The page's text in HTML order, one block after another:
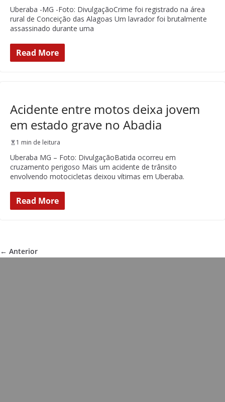
Uberaba -MG -Foto: DivulgaçãoCrime foi registrado na área
rural de Conceição das Alagoas Um lavrador foi brutalmente
assassinado durante uma
Read More
Acidente entre motos deixa jovem
em estado grave no Abadia
1 min de leitura
Uberaba MG – Foto: DivulgaçãoBatida ocorreu em
cruzamento perigoso Mais um acidente de trânsito
envolvendo motocicletas deixou vítimas em Uberaba.
Read More
← Anterior